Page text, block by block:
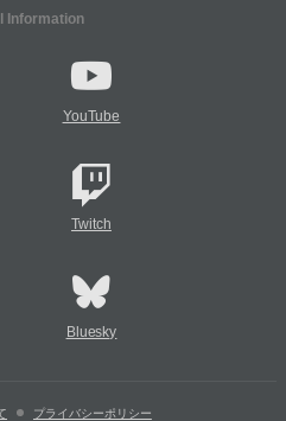
Information
YouTube
Twitch
Bluesky
プライバシーポリシー